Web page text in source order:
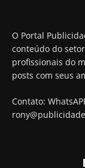
O Portal
conteúdo do
profissionais do
posts com seus
Contato: